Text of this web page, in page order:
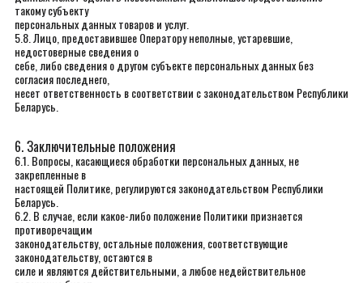
такому субъекту
персональных данных товаров и услуг.
5.8. Лицо, предоставившее Оператору неполные, устаревшие,
недостоверные сведения о
себе, либо сведения о другом субъекте персональных данных без
согласия последнего,
несет ответственность в соответствии с законодательством Республики
Беларусь.
6. Заключительные положения
6.1. Вопросы, касающиеся обработки персональных данных, не
закрепленные в
настоящей Политике, регулируются законодательством Республики
Беларусь.
6.2. В случае, если какое-либо положение Политики признается
противоречащим
законодательству, остальные положения, соответствующие
законодательству, остаются в
силе и являются действительными, а любое недействительное